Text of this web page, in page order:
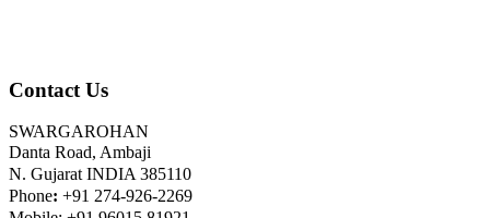
Contact Us
SWARGAROHAN
Danta Road, Ambaji
N. Gujarat INDIA 385110
Phone: +91 274-926-2269